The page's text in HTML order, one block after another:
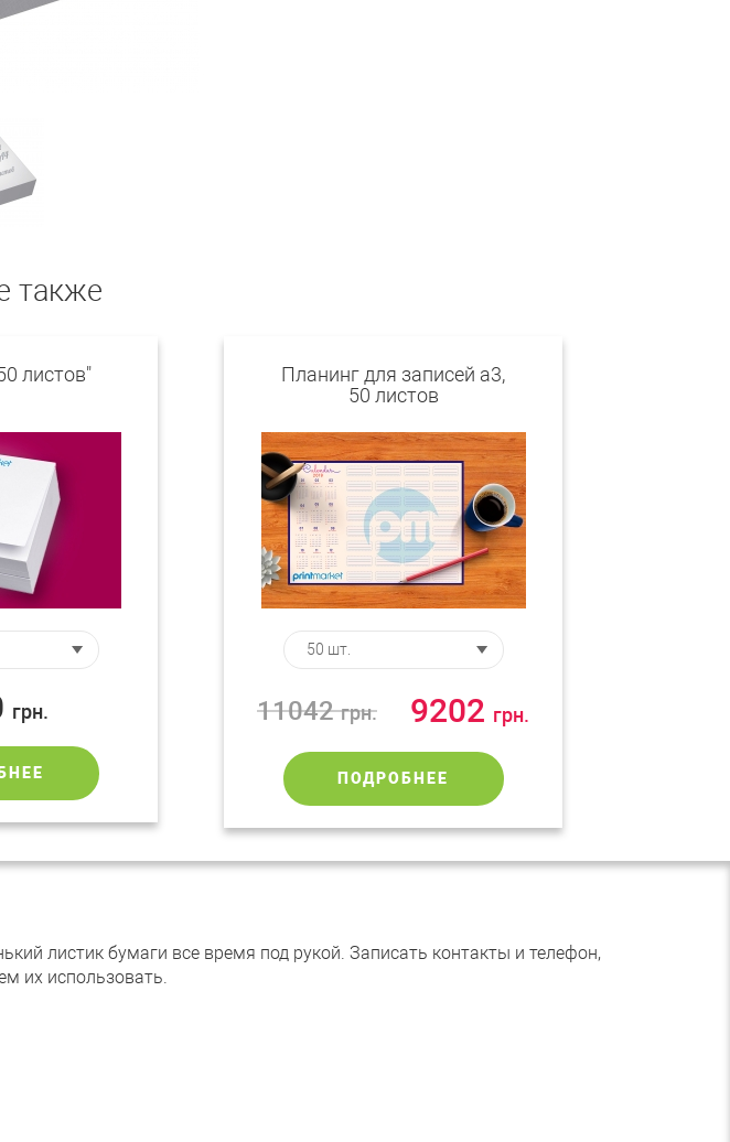
также
листов"
грн.
Планинг для записей а3,
50 листов
11042грн. 9202 грн.
ПОДРОБНЕЕ
листик бумаги все время под рукой. Записать контакты и телефон,
их использовать.